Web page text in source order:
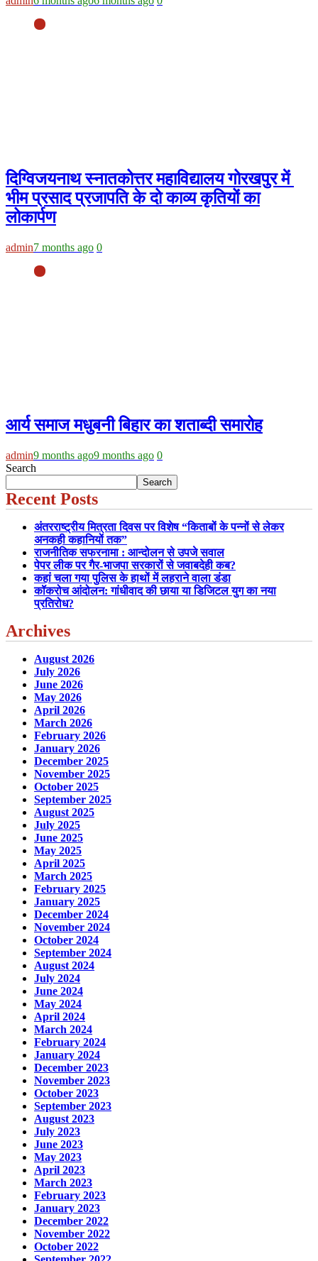
दिग्विजयनाथ स्नातकोत्तर महाविद्यालय गोरखपुर में
भीम प्रसाद प्रजापति के दो काव्य कृतियों का
लोकार्पण
admin7 months ago 0
आर्य समाज मधुबनी बिहार का शताब्दी समारोह
admin9 months ago9 months ago 0
Search
Search
Recent Posts
अंतरराष्ट्रीय मित्रता दिवस पर विशेष “किताबों के पन्नों से लेकर
अनकही कहानियों तक”
राजनीतिक सफरनामा : आन्दोलन से उपजे सवाल
पेपर लीक पर गैर-भाजपा सरकारों से जवाबदेही कब?
कहां चला गया पुलिस के हाथों में लहराने वाला डंडा
कॉकरोच आंदोलन: गांधीवाद की छाया या डिजिटल युग का नया
प्रतिरोध?
Archives
August 2026
July 2026
June 2026
May 2026
April 2026
March 2026
February 2026
January 2026
December 2025
November 2025
October 2025
September 2025
August 2025
July 2025
June 2025
May 2025
April 2025
March 2025
February 2025
January 2025
December 2024
November 2024
October 2024
September 2024
August 2024
July 2024
June 2024
May 2024
April 2024
March 2024
February 2024
January 2024
December 2023
November 2023
October 2023
September 2023
August 2023
July 2023
June 2023
May 2023
April 2023
March 2023
February 2023
January 2023
December 2022
November 2022
October 2022